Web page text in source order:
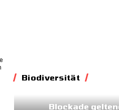
Biodiversität
Blockade